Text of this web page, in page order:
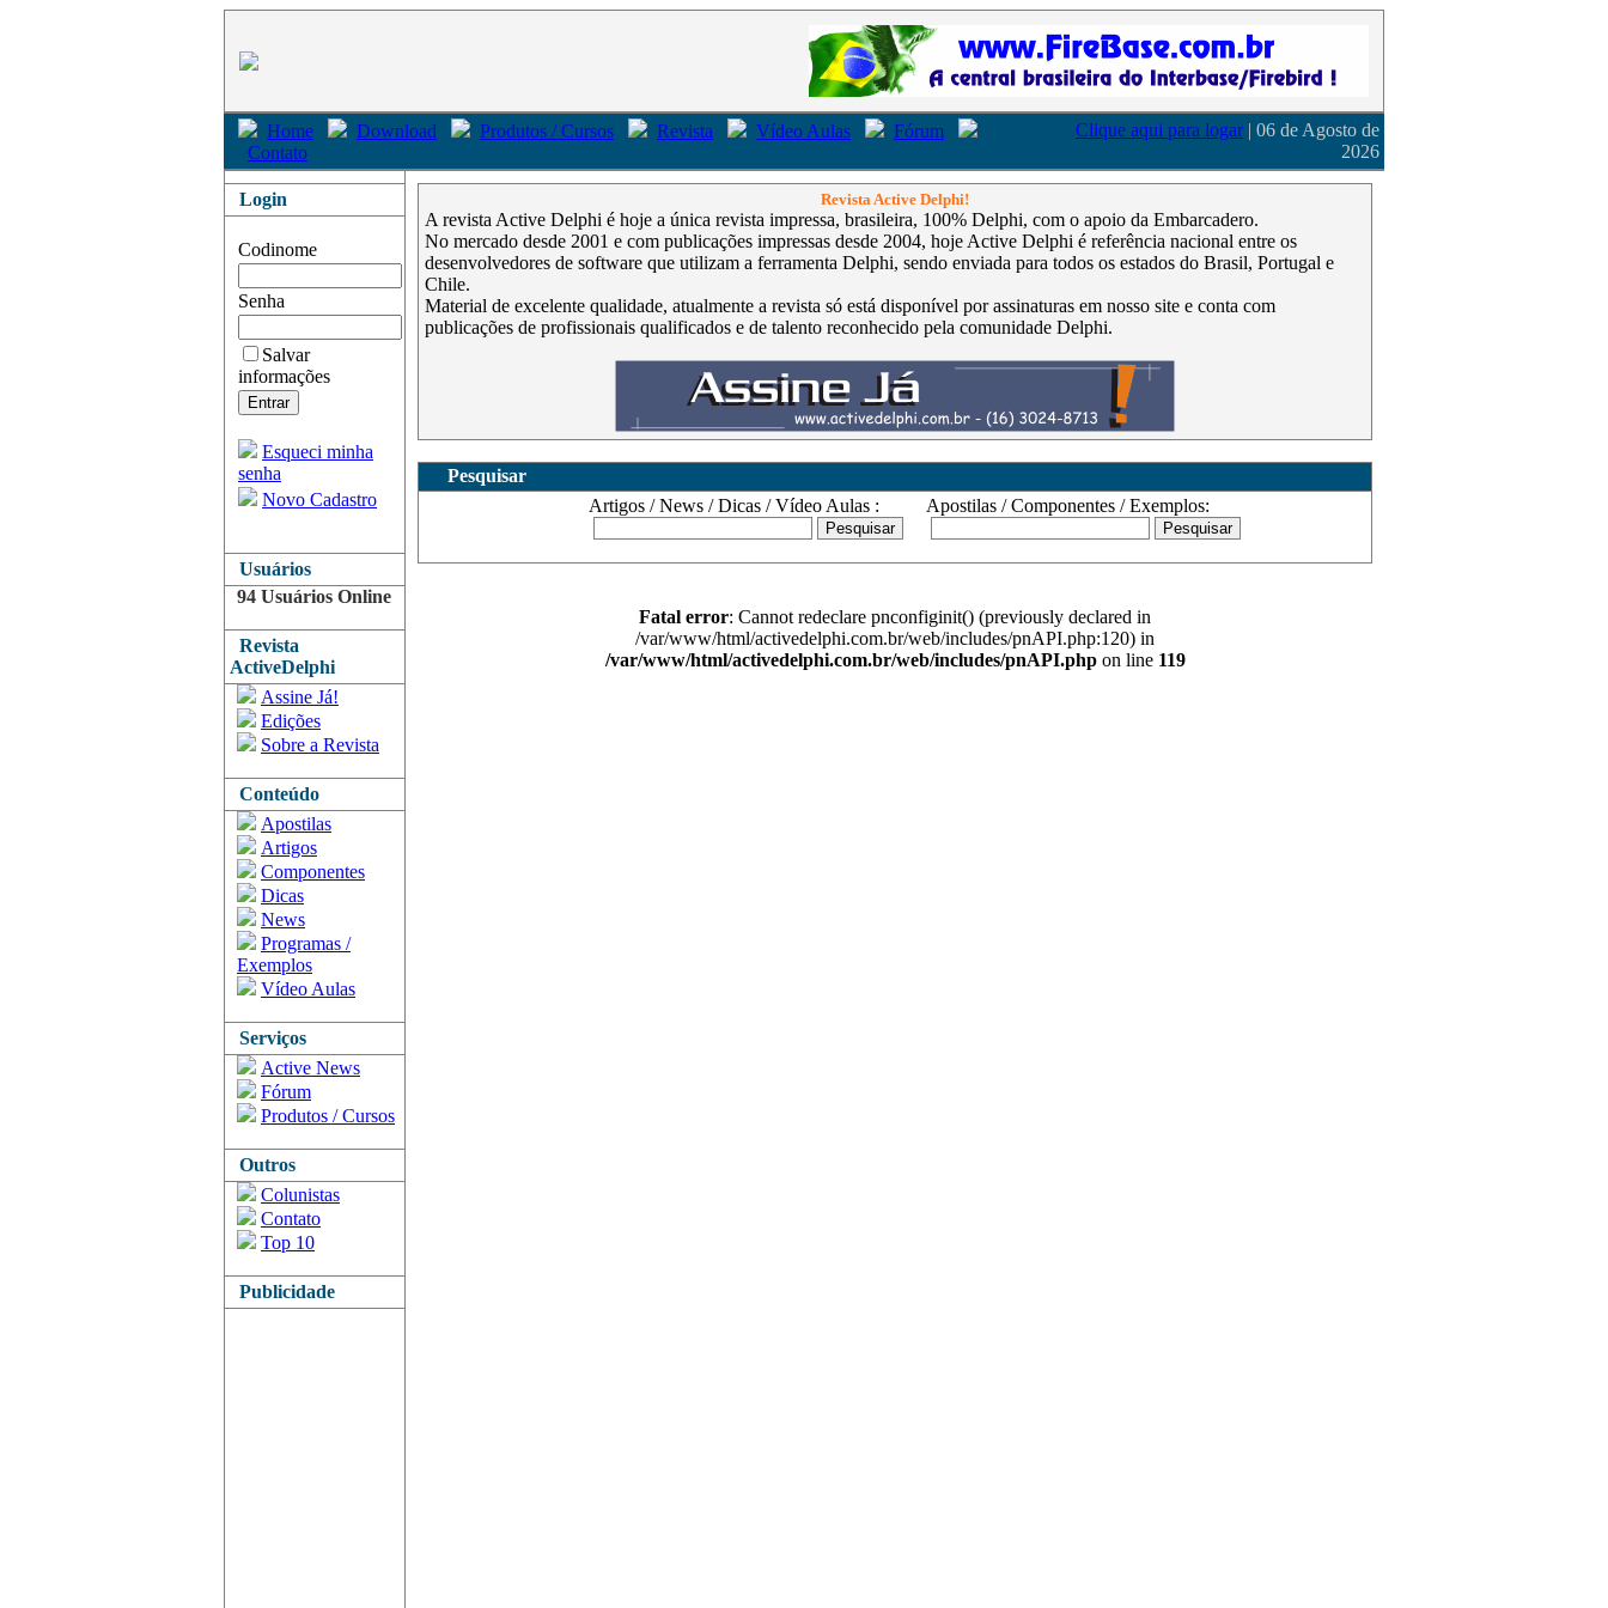
Home Download Produtos / Cursos Revista Vídeo Aulas
Fórum
Contato
Clique aqui para logar | 06 de Agosto de
2026
Login
Codinome
Senha
Salvar
informações
Esqueci minha
senha
Novo Cadastro
Usuários
94 Usuários Online
Revista
ActiveDelphi
Assine Já!
Edições
Sobre a Revista
Conteúdo
Apostilas
Artigos
Componentes
Dicas
News
Programas /
Exemplos
Vídeo Aulas
Serviços
Active News
Fórum
Produtos / Cursos
Outros
Colunistas
Contato
Top 10
Publicidade
Revista Active Delphi!
A revista Active Delphi é hoje a única revista impressa, brasileira, 100% Delphi, com o apoio da Embarcadero.
No mercado desde 2001 e com publicações impressas desde 2004, hoje Active Delphi é referência nacional entre os
desenvolvedores de software que utilizam a ferramenta Delphi, sendo enviada para todos os estados do Brasil, Portugal e
Chile.
Material de excelente qualidade, atualmente a revista só está disponível por assinaturas em nosso site e conta com
publicações de profissionais qualificados e de talento reconhecido pela comunidade Delphi.
Pesquisar
Artigos / News / Dicas / Vídeo Aulas :
Apostilas / Componentes / Exemplos:
Fatal error: Cannot redeclare pnconfiginit() (previously declared in
/var/www/html/activedelphi.com.br/web/includes/pnAPI.php:120) in
/var/www/html/activedelphi.com.br/web/includes/pnAPI.phpon line 119